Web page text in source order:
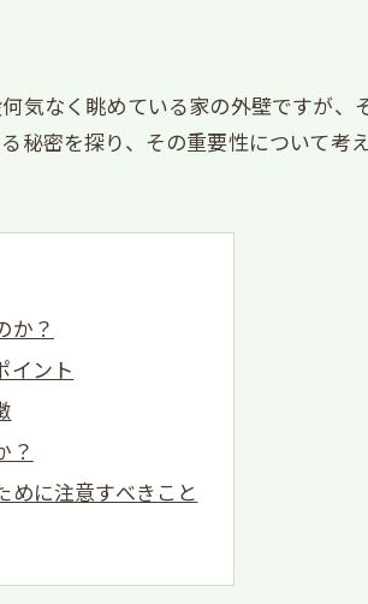
気なく眺めている家の外壁ですが、
密を探り、その重要性について考
か？
イント
？
めに注意すべきこと